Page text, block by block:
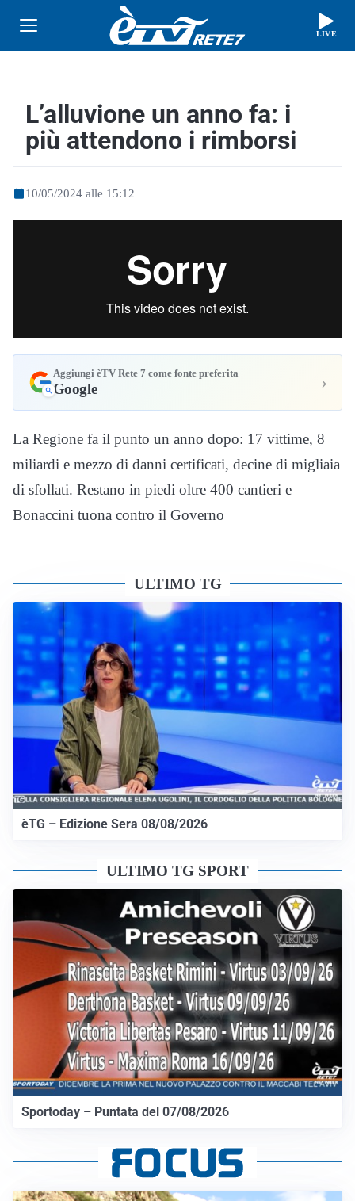
LIVE
L’alluvione un anno fa: i
più attendono i rimborsi
10/05/2024 alle 15:12
Aggiungi èTV Rete 7 come fonte preferita
Google ›
La Regione fa il punto un anno dopo: 17 vittime, 8
miliardi e mezzo di danni certificati, decine di migliaia
di sfollati. Restano in piedi oltre 400 cantieri e
Bonaccini tuona contro il Governo
ULTIMO TG
èTG – Edizione Sera 08/08/2026
ULTIMO TG SPORT
Sportoday – Puntata del 07/08/2026